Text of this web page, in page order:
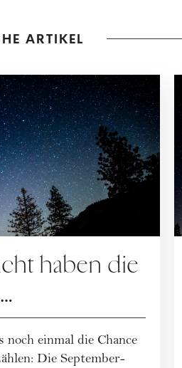
ARTIKEL
haben die
ihren
noch einmal die Chance
Die September-